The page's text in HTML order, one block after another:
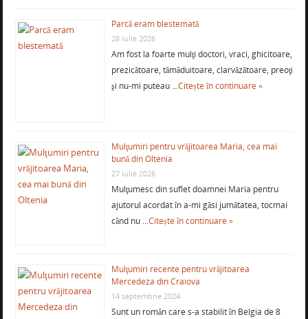
Parcă eram blestemată
28 iulie 2026
Am fost la foarte mulţi doctori, vraci, ghicitoare,
prezicătoare, tămăduitoare, clarvăzătoare, preoţi
şi nu-mi puteau …Citește în continuare »
Mulţumiri pentru vrăjitoarea Maria, cea mai
bună din Oltenia
27 iulie 2026
Mulţumesc din suflet doamnei Maria pentru
ajutorul acordat în a-mi găsi jumătatea, tocmai
când nu …Citește în continuare »
Mulţumiri recente pentru vrăjitoarea
Mercedeza din Craiova
14 septembrie 2024
Sunt un român care s-a stabilit în Belgia de 8